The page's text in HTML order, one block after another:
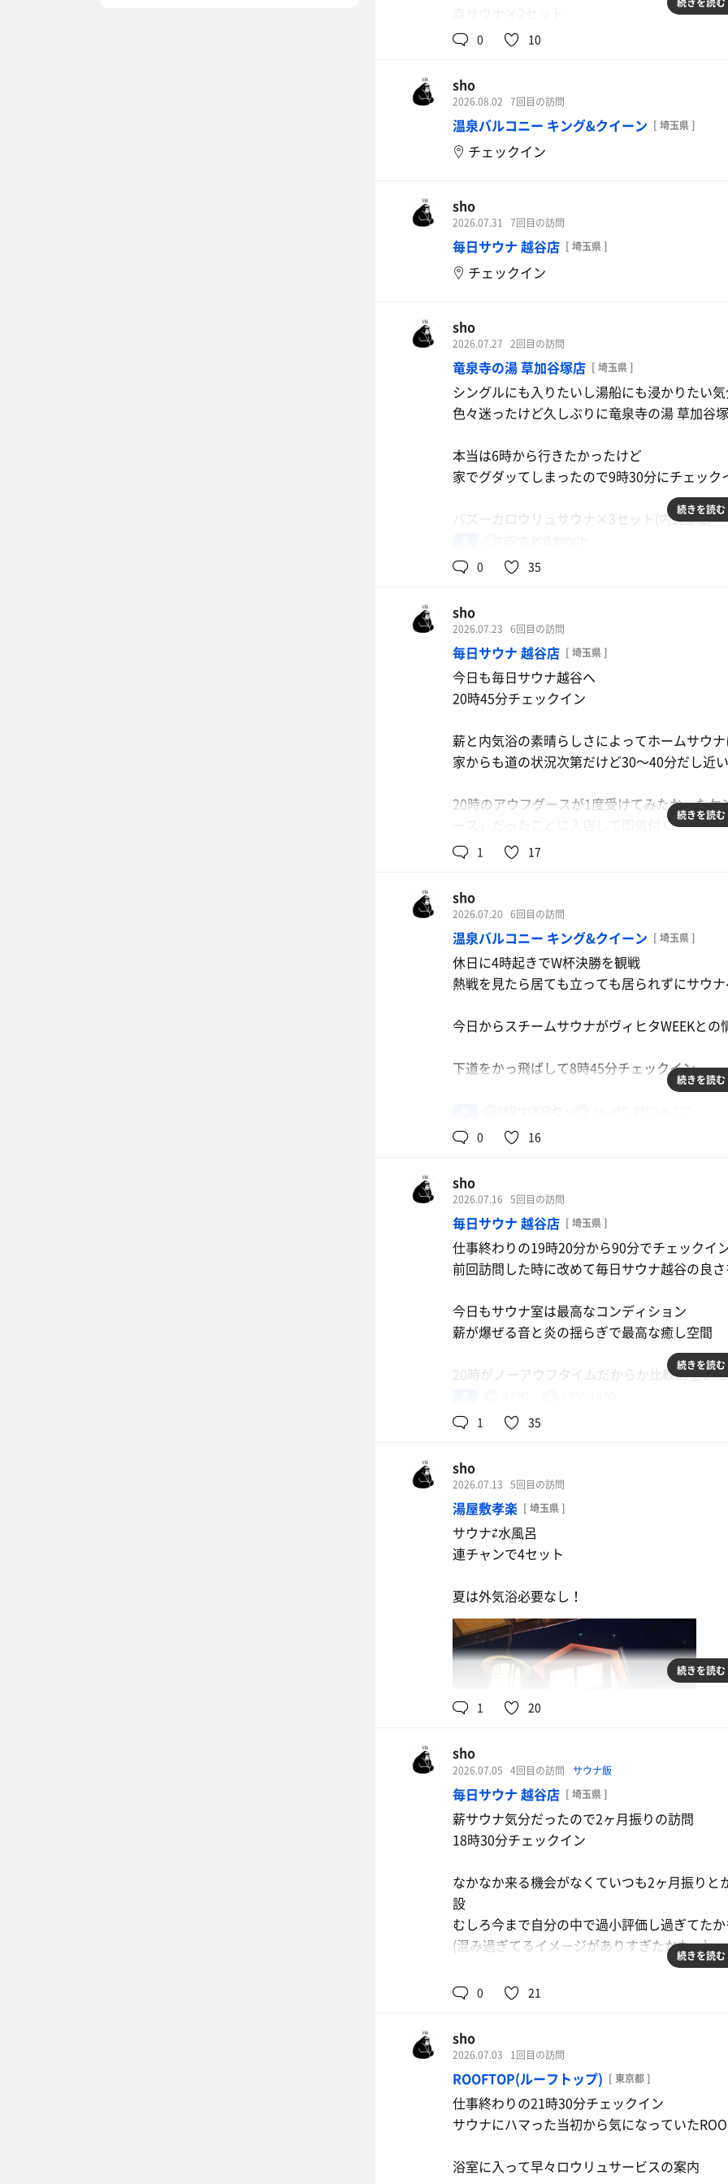
茶室サウナ×1セット
水面サウナ×1セット
はなれサウナ×1セット
ヴィヒタの香りとウィスキングで五感をフルで
薄荷水での清め、ミニウィスクでのセルフウィ
セラピーを受けてる気持ちになる
過去に色々アウフグースを受けて来たけど間違
森サウナは暗めの照明でハーブスチームによる
湿度高めで入る時間が長くなるに連れて熱さが
オートロウリュ時はかなりアツアツ
通常時のサウナ室の中では森サウナが1番良い
サウナを出てすぐに水風呂→ととのいが出来る
茶室サウナはほうじ茶の良い香り
YouTubeで見たときは構想段階だったししお
まった
ししおどしの心地よい音と共にほうじ茶のオー
ほうじ茶の香ばしさで背筋がピッと伸びる
「畳交換なのでキリの良い所で退出お願いしま
水面サウナは寝そべりながら入れるのが良い
はなれサウナはセルフロウリュでアチアチに
総じてサウナ室のレベルが高い
水風呂欲しいところに欲しい温度の水風呂が
ジャンプーはめっちゃ良い匂い
過去一の施設と言っても過言ではないくらい良
大阪サウナ遠征1件目で大当たりです
0 10
sho
2026.08.02 7回目の訪問
温泉バルコニー キング&クイーン [ 埼玉県 ]
チェックイン
sho
2026.07.31 7回目の訪問
毎日サウナ 越谷店 [ 埼玉県 ]
チェックイン
sho
2026.07.27 2回目の訪問
竜泉寺の湯 草加谷塚店 [ 埼玉県 ]
シングルにも入りたいし湯船にも浸かりたい
色々迷ったけど久しぶりに竜泉寺の湯 草加谷
本当は6時から行きたかったけど
家でグダッてしまったので9時30分にチェック
バズーカロウリュサウナ×3セット(内2回AL)
温冷交代浴×4セット
やっぱりメディサウナがお気に入り
5分に1回ラドル3杯までセルフロウリュOK
セルフロウリュ時はかなりアツアツ仕様
今日は比較的、空いていたから余裕を持って座
宇宙を感じるBGMが流れていて
薄暗い中でサウナに集中して入れる
バズーカロウリュサウナはあえて上段には行
下段はAL時でも程よい熱さで気持ち良い
竜泉寺草加で1番素晴らしいのは
お店も交代浴をオススメしているので動線が完璧
交代浴好きとしてはありがたい
そして何より真夏のシングルが気持ち良すぎる
合間合間で壺湯、露天風呂、熱湯
日曜日の午前中に日頃の疲れを癒せる最高のサ
水
続きを読む
0 35
sho
2026.07.23 6回目の訪問
毎日サウナ 越谷店 [ 埼玉県 ]
今日も毎日サウナ越谷へ
20時45分チェックイン
薪と内気浴の素晴らしさによってホームサウ
家からも道の状況次第だけど30〜40分だし近い
20時のアウフグースが1度受けてみたかった
ース」だったことに入店して即気付く...
自分の前に数グループが一斉に入店していたの
サウナ室の出入りが多かったけどセルフロウ
はアツアツ
22時はオオゼキライオンさんのアウフグース
「平成仮面ライダーメドレー」
平成生まれだけどまったく仮面ライダーを見
開始前に流れていた三浦大知だけ知ってた
そんで終了間際、身体を拭いている時に
肩をトントンされて振り返ると地元の友だちと
これが本物の「偶然偶然」
続きを読む
1 17
sho
2026.07.20 6回目の訪問
温泉バルコニー キング&クイーン [ 埼玉県 ]
休日に4時起きでW杯決勝を観戦
熱戦を見たら居ても立っても居られずにサウ
今日からスチームサウナがヴィヒタWEEKと
下道をかっ飛ばして8時45分チェックイン
スチームサウナ×2セット
タワーサウナはいつも通りアツアツ
夏季限定で本来15分間隔のALが30分間隔に
頑張りすぎる人がいると熱中症になる人も出そ
夏は30分間隔がちょうど良いかも
スチームサウナはリニューアル後に数回入っ
に全然ダメだと思っていたけどヴィヒタ仕様と
サ室内にヴィヒタのブーケが15束吊るされてる
スチームに蒸されたヴィヒタからほのかな良い
温度×湿度×香りでかなり気持ち良い
やっぱスチームは最低でもこのくらい熱くないと
以前は狭山茶のイベントもやってたみたいだし
スチームだけじゃなくてソルトサウナも温度
設定を変えたのか外気が暑いからそう感じる
総じてサウナ室のレベルが高く、めちゃくちゃ
飛び込める水風呂がいつもの3倍気持ち良い
水風呂のミネラル成分のせいなのか鼻がバグっ
微かに潮の匂いがして所沢なのに海を感じた
タワーサウナで限界まで耐えてから
涼水風呂がローズマリーの香りですごく良かった
清涼感のある青々しい香りで夏にピッタリ
夏を感じながらととのうのが正しいキンクイの
静かに過ごしたいサウナーには全く向かない施
キンクイでしか出来ない過ごし方もある
2時間半みっちり楽しんで退散
久しぶりに満足すぎるサ活でした
続きを読む
0 16
sho
2026.07.16 5回目の訪問
毎日サウナ 越谷店 [ 埼玉県 ]
仕事終わりの19時20分から90分でチェックイ
前回訪問した時に改めて毎日サウナ越谷の良
今日もサウナ室は最高なコンディション
薪が爆ぜる音と炎の揺らぎで最高な癒し空間
20時がノーアウフタイムだからか比較的空い
サウナにハマり始めて9ヶ月
初めて迎える夏で外気浴が暑くて全然気持ち
は空調が効いている内気浴がある
プロジェクターに映し出された自然と白樺の木
ブレインスリープのベットも空いていたのでテ
4時起きでフランス対スペインを見てから仕事
90分で4セット
しっかりととのいました
麦茶
続きを読む
1 35
sho
2026.07.13 5回目の訪問
湯屋敷孝楽 [ 埼玉県 ]
サウナ⇄水風呂
連チャンで4セット
夏は外気浴必要なし！
続きを読む
1 20
sho
2026.07.05 4回目の訪問 サウナ飯
毎日サウナ 越谷店 [ 埼玉県 ]
薪サウナ気分だったので2ヶ月振りの訪問
18時30分チェックイン
なかなか来る機会がなくていつも2ヶ月振り
設
むしろ今まで自分の中で過小評価し過ぎてたか
(混み過ぎてるイメージがありすぎたかも....)
サウナ室、水風呂、ととのいスペース
今日は比較的空いてた
いつもこの感じなら週1で通いたいレベル
前半戦はいつもよりまったりした温度
後半戦は薪の量を増やしたのか、かなりアツ
19時のアウフグースでは2種類のアロマ
続きを読む
0 21
sho
2026.07.03 1回目の訪問
ROOFTOP(ルーフトップ) [ 東京都 ]
仕事終わりの21時30分チェックイン
サウナにハマった当初から気になっていた
浴室に入って早々ロウリュサービスの案内